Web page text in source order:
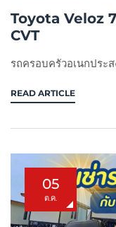
Toyota Veloz
CVT
รถครอบครัวอเนกประ
READ ARTICLE
05
ต.ค.